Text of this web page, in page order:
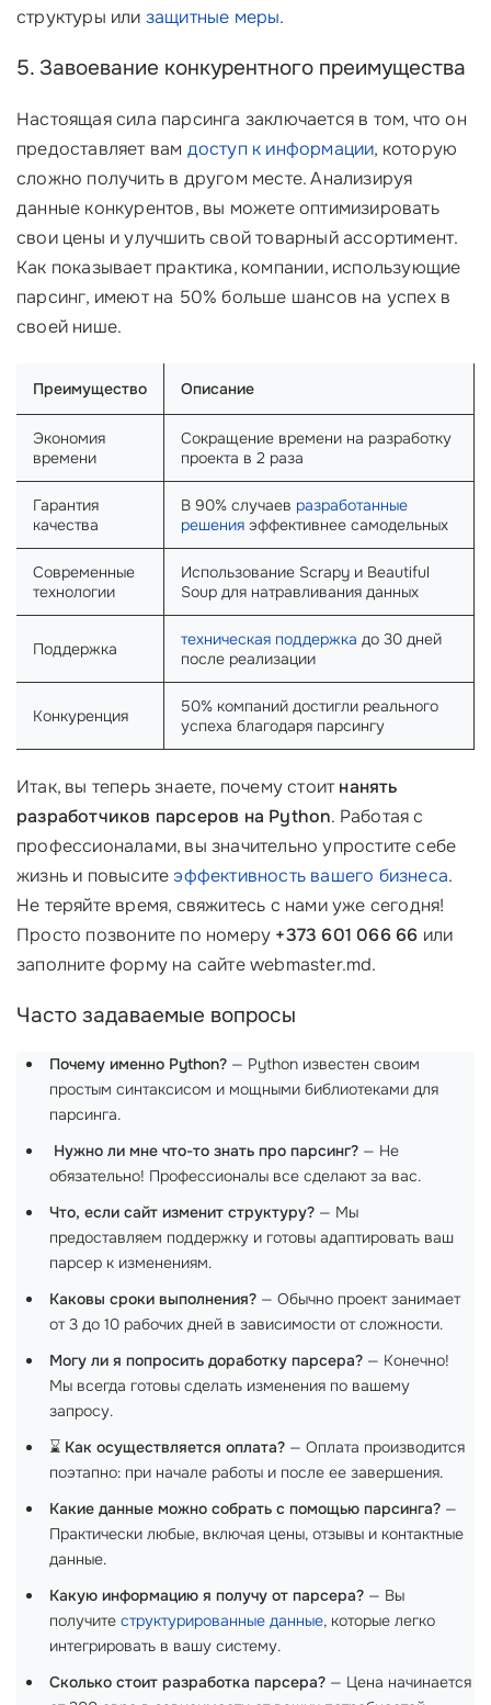
структуры или защитные меры.
5. Завоевание конкурентного преимущества
Настоящая сила парсинга заключается в том, что он
предоставляет вам доступ к информации, которую
сложно получить в другом месте. Анализируя
данные конкурентов, вы можете оптимизировать
свои цены и улучшить свой товарный ассортимент.
Как показывает практика, компании, использующие
парсинг, имеют на 50% больше шансов на успех в
своей нише.
Преимущество Описание
Экономия
времени
Сокращение времени на разработку
проекта в 2 раза
Гарантия
качества
В 90% случаев разработанные
решения эффективнее самодельных
Современные
технологии
Использование Scrapy и Beautiful
Soup для натравливания данных
Поддержка техническая поддержка до 30 дней
после реализации
Конкуренция
50% компаний достигли реального
успеха благодаря парсингу
Итак, вы теперь знаете, почему стоитнанять
разработчиков парсеров на Python. Работая с
профессионалами, вы значительно упростите себе
жизнь и повысите эффективность вашего бизнеса.
Не теряйте время, свяжитесь с нами уже сегодня!
Просто позвоните по номеру +373 601 066 66 или
заполните форму на сайте webmaster.md.
Часто задаваемые вопросы
Почему именно Python? — Python известен своим
простым синтаксисом и мощными библиотеками для
парсинга.
Нужно ли мне что-то знать про парсинг? — Не
обязательно! Профессионалы все сделают за вас.
Что, если сайт изменит структуру? — Мы
предоставляем поддержку и готовы адаптировать ваш
парсер к изменениям.
Каковы сроки выполнения? — Обычно проект занимает
от 3 до 10 рабочих дней в зависимости от сложности.
Могу ли я попросить доработку парсера? — Конечно!
Мы всегда готовы сделать изменения по вашему
запросу.
⌛ Как осуществляется оплата? — Оплата производится
поэтапно: при начале работы и после ее завершения.
Какие данные можно собрать с помощью парсинга? —
Практически любые, включая цены, отзывы и контактные
данные.
Какую информацию я получу от парсера? — Вы
получите структурированные данные, которые легко
интегрировать в вашу систему.
Сколько стоит разработка парсера? — Цена начинается